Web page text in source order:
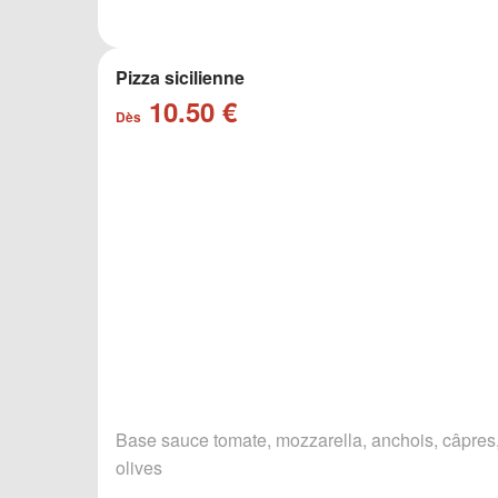
Pizza sicilienne
Dès 10.50 €
Base sauce tomate, mozzarella, anchois,
olives